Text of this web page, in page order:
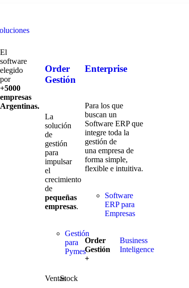
El
software
elegido
por
+5000
empresas
Argentinas.
Order
Gestión
La
solución
de
gestión
para
impulsar
el
crecimiento
de
pequeñas
empresas.
Gestión
para
Pymes
VentasStock
Enterprise
Para los que
buscan un
Software ERP que
integre toda la
gestión de
una empresa de
forma simple,
flexible e intuitiva.
Software
ERP para
Empresas
Order
Gestión
+
Business
Inteligence